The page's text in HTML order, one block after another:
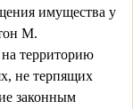
имущества у
М.
территорию
не терпящих
законным